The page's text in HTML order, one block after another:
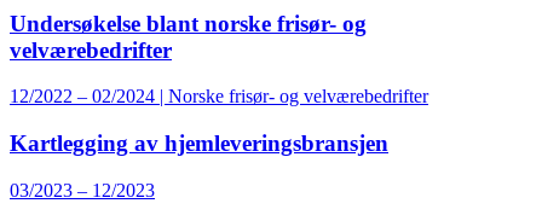
Undersøkelse blant norske frisør- og
velværebedrifter
12/2022 – 02/2024 | Norske frisør- og velværebedrifter
Kartlegging av hjemleveringsbransjen
03/2023 – 12/2023